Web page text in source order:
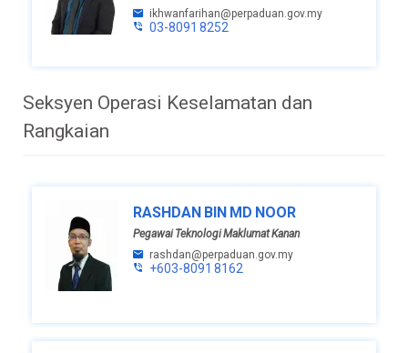
ikhwanfarihan@perpaduan.gov.my
03-8091 8252
Seksyen Operasi Keselamatan dan
Rangkaian
RASHDAN BIN MD NOOR
Pegawai Teknologi Maklumat Kanan
rashdan@perpaduan.gov.my
+603-8091 8162